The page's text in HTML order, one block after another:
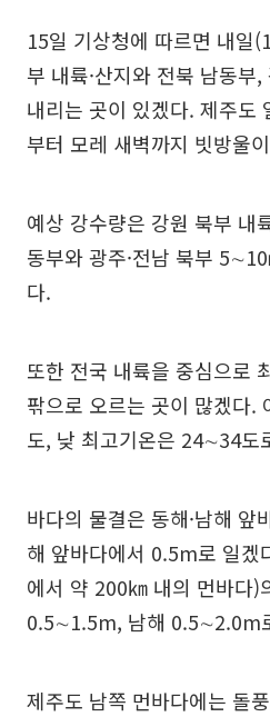
15일 기상청에 따르면 내일
부 내륙·산지와 전북 남동부
내리는 곳이 있겠다. 제주도
부터 모레 새벽까지 빗방울
예상 강수량은 강원 북부 내
동부와 광주·전남 북부
다.
또한 전국 내륙을 중심으로
팎으로 오르는 곳이 많겠다
도, 낮 최고기온은 24∼34도
바다의 물결은 동해·남해
해 앞바다에서 0.5m로 일겠
에서 약 200㎞ 내의 먼바다)
0.5∼1.5m, 남해 0.5∼2.0m
제주도 남쪽 먼바다에는 돌